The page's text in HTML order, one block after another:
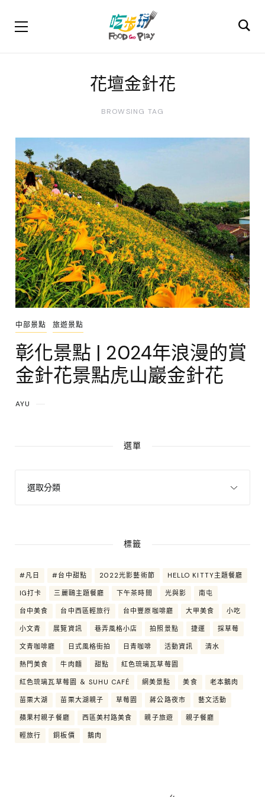
花壇金針花
BROWSING TAG
中部景點 旅遊景點
彰化景點 | 2024年浪漫的賞
金針花景點虎山巖金針花
AYU
選單
標籤
#凡日 #台中甜點 2022光影藝術節 HELLO KITTY主題餐廳
IG打卡 三麗鷗主題餐廳 下午茶時間 光與影 南屯
台中美食 台中西區輕旅行 台中豐原咖啡廳 大甲美食 小吃
小文青 展覽資訊 巷弄風格小店 拍照景點 捷運 採草莓
文青咖啡廳 日式風格街拍 日青咖啡 活動資訊 清水
熱門美食 牛肉麵 甜點 紅色琉璃瓦草莓園
紅色琉璃瓦草莓園 ＆ SUHU CAFÉ 網美景點 美食 老本鵝肉
苗栗大湖 苗栗大湖親子 草莓園 蔣公路夜市 藝文活動
蘋果村親子餐廳 西區美村路美食 親子旅遊 親子餐廳
輕旅行 銅板價 鵝肉